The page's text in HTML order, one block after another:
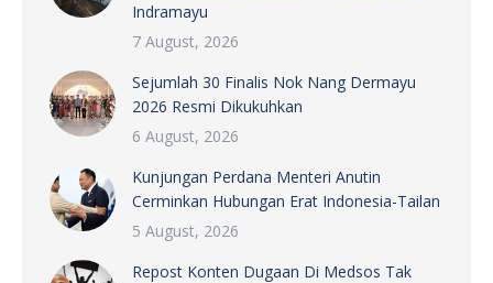
Indramayu
7 August, 2026
Sejumlah 30 Finalis Nok Nang Dermayu
2026 Resmi Dikukuhkan
6 August, 2026
Kunjungan Perdana Menteri Anutin
Cerminkan Hubungan Erat Indonesia-Tailan
5 August, 2026
Repost Konten Dugaan Di Medsos Tak